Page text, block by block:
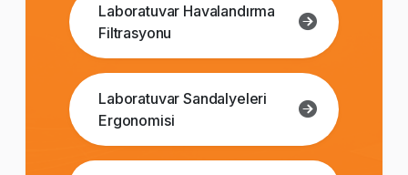
Laboratuvar Havalandırma
Filtrasyonu
Laboratuvar Sandalyeleri
Ergonomisi